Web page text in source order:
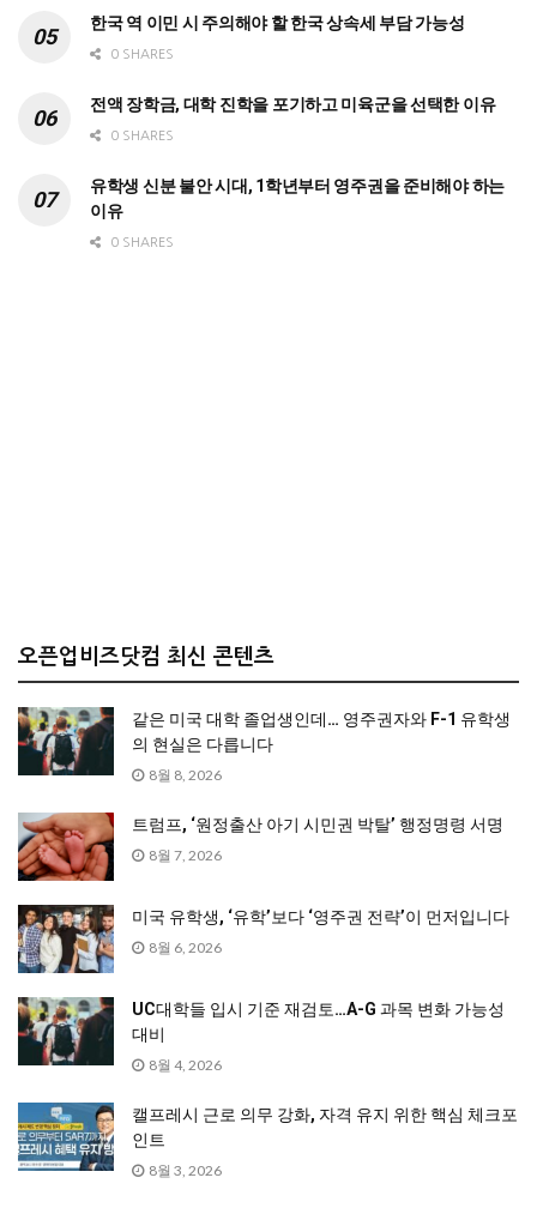
한국 역 이민 시 주의해야 할 한국 상속세 부담 가능성
0 SHARES
전액 장학금, 대학 진학을 포기하고 미육군을 선택한 이유
0 SHARES
유학생 신분 불안 시대, 1학년부터 영주권을 준비해야 하는
이유
0 SHARES
오픈업비즈닷컴 최신 콘텐츠
같은 미국 대학 졸업생인데… 영주권자와 F-1 유학생
의 현실은 다릅니다
8월 8, 2026
트럼프, ‘원정출산 아기 시민권 박탈’ 행정명령 서명
8월 7, 2026
미국 유학생, ‘유학’보다 ‘영주권 전략’이 먼저입니다
8월 6, 2026
UC대학들 입시 기준 재검토…A-G 과목 변화 가능성
대비
8월 4, 2026
캘프레시 근로 의무 강화, 자격 유지 위한 핵심 체크포
인트
8월 3, 2026